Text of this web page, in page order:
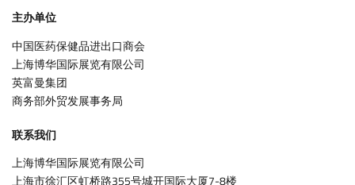
主办单位
中国医药保健品进出口商会
上海博华国际展览有限公司
英富曼集团
商务部外贸发展事务局
联系我们
上海博华国际展览有限公司
上海市徐汇区虹桥路355号城开国际大厦7-8楼